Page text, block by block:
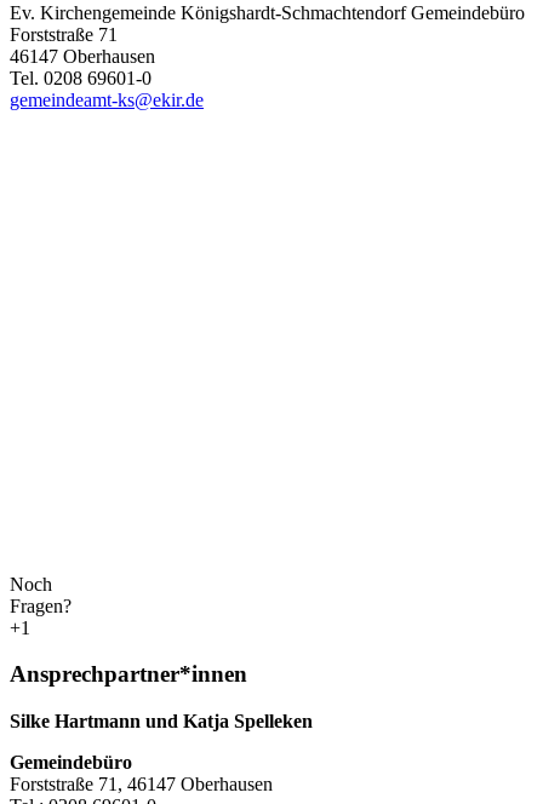
Ev. Kirchengemeinde Königshardt-Schmachtendorf Gemeindebüro
Forststraße 71
46147 Oberhausen
Tel. 0208 69601-0
gemeindeamt-ks@ekir.de
Noch
Fragen?
+1
Ansprechpartner*innen
Silke Hartmann und Katja Spelleken
Gemeindebüro
Forststraße 71, 46147 Oberhausen